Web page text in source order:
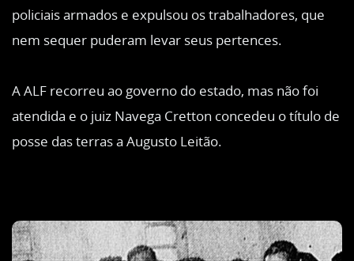
policiais armados e expulsou os trabalhadores, que
nem sequer puderam levar seus pertences.
A ALF recorreu ao governo do estado, mas não foi
atendida e o juiz Navega Cretton concedeu o título de
posse das terras a Augusto Leitão.